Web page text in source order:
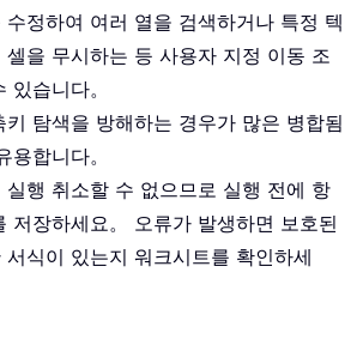
수정하여 여러 열을 검색하거나 특정 텍
셀을 무시하는 등 사용자 지정 이동 조
있습니다。
키 탐색을 방해하는 경우가 많은 병합됨
용합니다。
실행 취소할 수 없으므로 실행 전에 항
저장하세요。 오류가 발생하면 보호된
식이 있는지 워크시트를 확인하세